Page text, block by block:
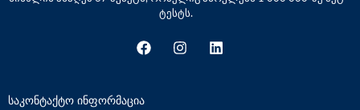
ტესტს.
საკონტაქტო ინფორმაცია